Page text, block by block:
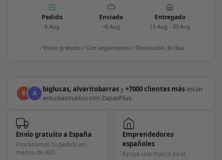
Pedido
6 Aug
Enviado
~8 Aug
Entregado
13 Aug - 20 Aug
Envío gratuito Con seguimiento Devolución 30 días
B A biglucas, alvaritobarrasy+7000 clientes más están
entusiasmados con ZapasPlus.
Envío gratuito a España
Procesamos tu pedido en
menos de 48h.
Emprendedores
españoles
Apoya una marca local.